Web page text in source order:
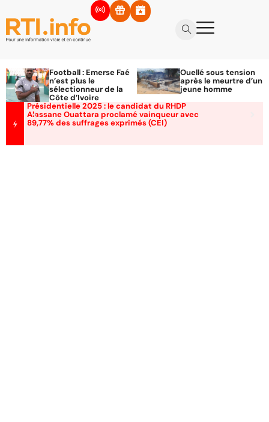
Football : Emerse Faé
n’est plus le
sélectionneur de la
Côte d’Ivoire
Ouellé sous tension
après le meurtre d’un
jeune homme
Présidentielle 2025 : le candidat du RHDP
Alassane Ouattara proclamé vainqueur avec
89,77% des suffrages exprimés (CEI)